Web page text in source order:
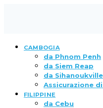
CAMBOGIA
da Phnom Penh
da Siem Reap
da Sihanoukville
Assicurazione
FILIPPINE
da Cebu